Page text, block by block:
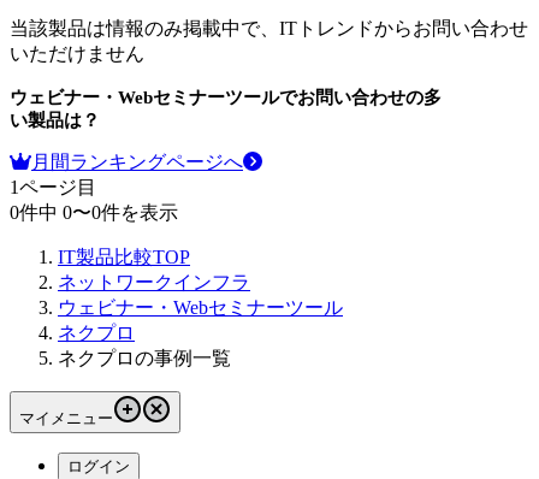
当該製品は情報のみ掲載中で、ITトレンドからお問い合わせ
いただけません
ウェビナー・Webセミナーツールでお問い合わせの多
い製品は？
月間ランキングページへ
1ページ目
0件中 0〜0件を表示
IT製品比較TOP
ネットワークインフラ
ウェビナー・Webセミナーツール
ネクプロ
ネクプロの事例一覧
マイメニュー
ログイン